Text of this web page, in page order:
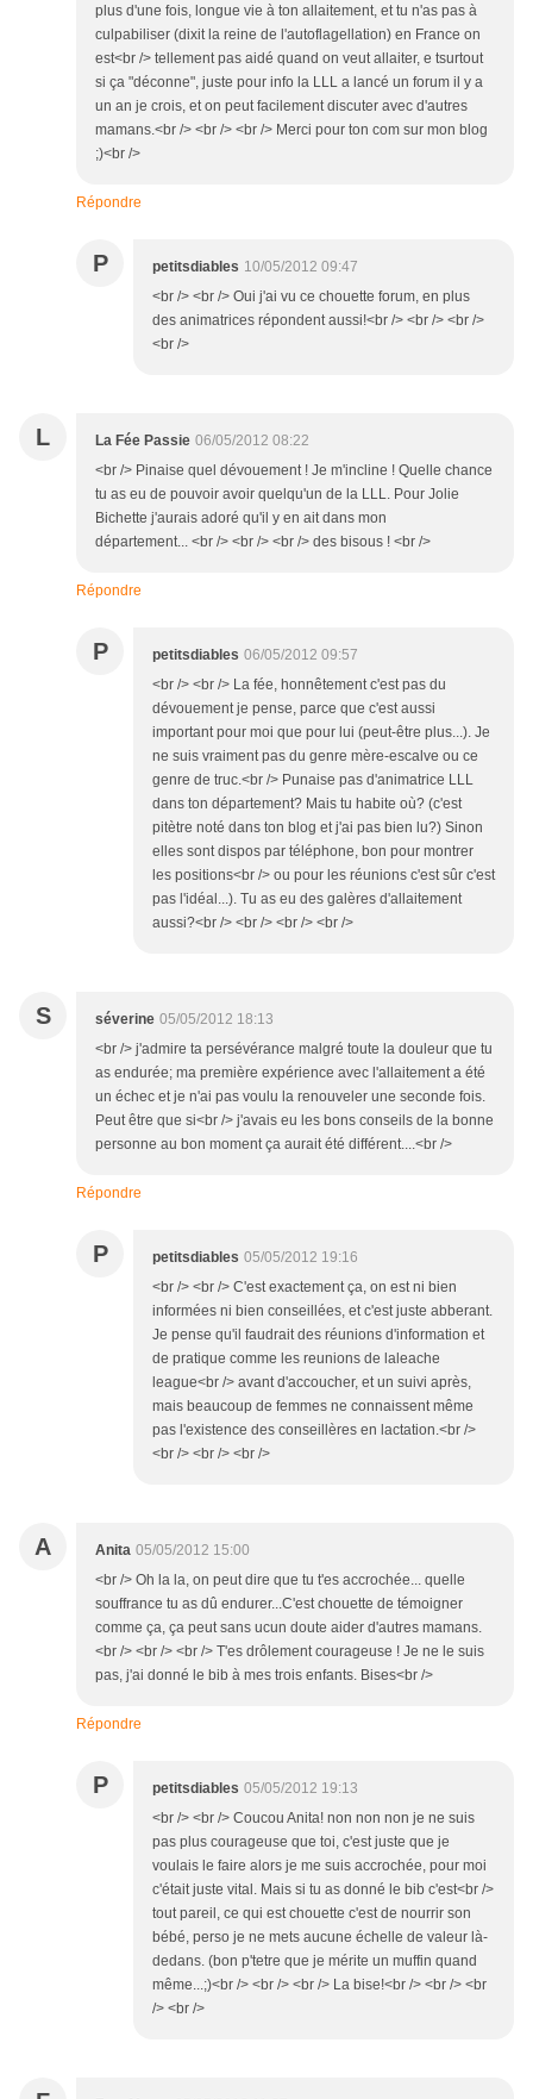
plus d'une fois, longue vie à ton allaitement, et tu n'as pas à
culpabiliser (dixit la reine de l'autoflagellation) en France on
est<br /> tellement pas aidé quand on veut allaiter, e tsurtout
si ça "déconne", juste pour info la LLL a lancé un forum il y a
un an je crois, et on peut facilement discuter avec d'autres
mamans.<br /> <br /> <br /> Merci pour ton com sur mon blog
;)<br />
Répondre
P petitsdiables 10/05/2012 09:47
<br /> <br /> Oui j'ai vu ce chouette forum, en plus
des animatrices répondent aussi!<br /> <br /> <br />
<br />
L La Fée Passie 06/05/2012 08:22
<br /> Pinaise quel dévouement ! Je m'incline ! Quelle chance
tu as eu de pouvoir avoir quelqu'un de la LLL. Pour Jolie
Bichette j'aurais adoré qu'il y en ait dans mon
département... <br /> <br /> <br /> des bisous ! <br />
Répondre
P petitsdiables 06/05/2012 09:57
<br /> <br /> La fée, honnêtement c'est pas du
dévouement je pense, parce que c'est aussi
important pour moi que pour lui (peut-être plus...). Je
ne suis vraiment pas du genre mère-escalve ou ce
genre de truc.<br /> Punaise pas d'animatrice LLL
dans ton département? Mais tu habite où? (c'est
pitètre noté dans ton blog et j'ai pas bien lu?) Sinon
elles sont dispos par téléphone, bon pour montrer
les positions<br /> ou pour les réunions c'est sûr c'est
pas l'idéal...). Tu as eu des galères d'allaitement
aussi?<br /> <br /> <br /> <br />
S séverine 05/05/2012 18:13
<br /> j'admire ta persévérance malgré toute la douleur que tu
as endurée; ma première expérience avec l'allaitement a été
un échec et je n'ai pas voulu la renouveler une seconde fois.
Peut être que si<br /> j'avais eu les bons conseils de la bonne
personne au bon moment ça aurait été différent....<br />
Répondre
P petitsdiables 05/05/2012 19:16
<br /> <br /> C'est exactement ça, on est ni bien
informées ni bien conseillées, et c'est juste abberant.
Je pense qu'il faudrait des réunions d'information et
de pratique comme les reunions de laleache
league<br /> avant d'accoucher, et un suivi après,
mais beaucoup de femmes ne connaissent même
pas l'existence des conseillères en lactation.<br />
<br /> <br /> <br />
A Anita 05/05/2012 15:00
<br /> Oh la la, on peut dire que tu t'es accrochée... quelle
souffrance tu as dû endurer...C'est chouette de témoigner
comme ça, ça peut sans ucun doute aider d'autres mamans.
<br /> <br /> <br /> T'es drôlement courageuse ! Je ne le suis
pas, j'ai donné le bib à mes trois enfants. Bises<br />
Répondre
P petitsdiables 05/05/2012 19:13
<br /> <br /> Coucou Anita! non non non je ne suis
pas plus courageuse que toi, c'est juste que je
voulais le faire alors je me suis accrochée, pour moi
c'était juste vital. Mais si tu as donné le bib c'est<br />
tout pareil, ce qui est chouette c'est de nourrir son
bébé, perso je ne mets aucune échelle de valeur là-
dedans. (bon p'tetre que je mérite un muffin quand
même...;)<br /> <br /> <br /> La bise!<br /> <br /> <br
/> <br />